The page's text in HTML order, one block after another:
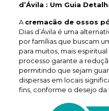
d’Ávila : Um Guia
A cremacão de ossos
Dias d’Ávila é uma
por famílias que buscam
para muitos, mais
processo garante a
permitindo que sejam
dispersas em locais
fins, conforme o desejo da